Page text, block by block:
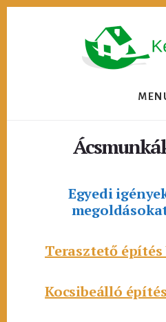
Egyedi
Terasztető építés
Kocsibeálló